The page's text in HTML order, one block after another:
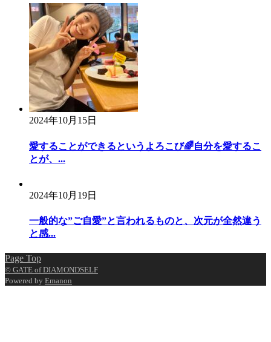
2024年10月15日
愛することができるというよろこび🌈自分を愛するこ
とが、...
2024年10月19日
一般的な”ご自愛”と言われるものと、次元が全然違う
と感...
Page Top
© GATE of DIAMONDSELF
Powered by Emanon